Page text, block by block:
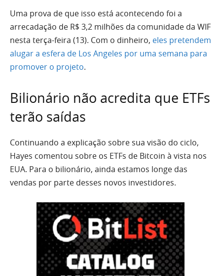
Uma prova de que isso está acontecendo foi a
arrecadação de R$ 3,2 milhões da comunidade da WIF
nesta terça-feira (13). Com o dinheiro, eles pretendem
alugar a esfera de Los Angeles por uma semana para
promover o projeto.
Bilionário não acredita que ETFs
terão saídas
Continuando a explicação sobre sua visão do ciclo,
Hayes comentou sobre os ETFs de Bitcoin à vista nos
EUA. Para o bilionário, ainda estamos longe das
vendas por parte desses novos investidores.